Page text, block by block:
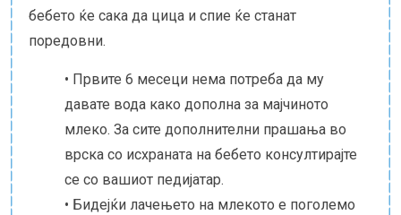
бебето ќе сака да цица и спие ќе станат
поредовни.
• Првите 6 месеци нема потреба да му
давате вода како дополна за мајчиното
млеко. За сите дополнителни прашања во
врска со исхраната на бебето консултирајте
се со вашиот педијатар.
• Бидејќи лачењето на млекото е поголемо